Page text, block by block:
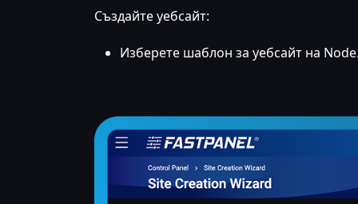
Създайте уебсайт:
Изберете шаблон за уебсайт на